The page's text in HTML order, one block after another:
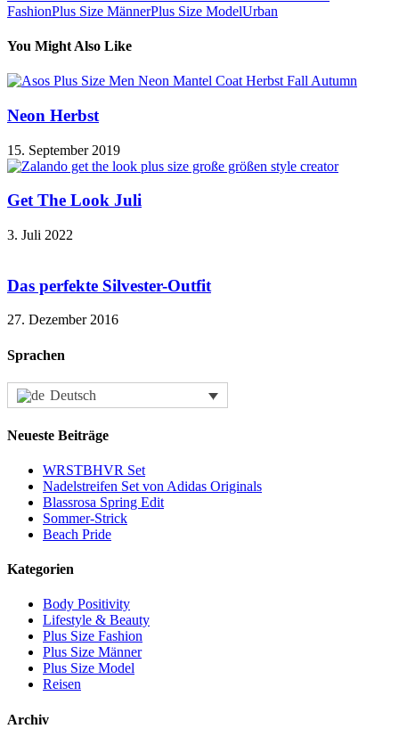
FashionPlus Size MännerPlus Size ModelUrban
You Might Also Like
Neon Herbst
15. September 2019
Get The Look Juli
3. Juli 2022
Das perfekte Silvester-Outfit
27. Dezember 2016
Sprachen
Deutsch
Neueste Beiträge
WRSTBHVR Set
Nadelstreifen Set von Adidas Originals
Blassrosa Spring Edit
Sommer-Strick
Beach Pride
Kategorien
Body Positivity
Lifestyle & Beauty
Plus Size Fashion
Plus Size Männer
Plus Size Model
Reisen
Archiv